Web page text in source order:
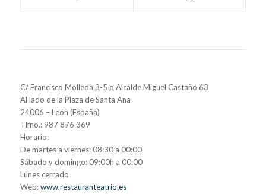
C/ Francisco Molleda 3-5 o Alcalde Miguel Castaño 63
Al lado de la Plaza de Santa Ana
24006 – León (España)
Tlfno.: 987 876 369
Horario:
De martes a viernes: 08:30 a 00:00
Sábado y domingo: 09:00h a 00:00
Lunes cerrado
Web:www.restauranteatrio.es